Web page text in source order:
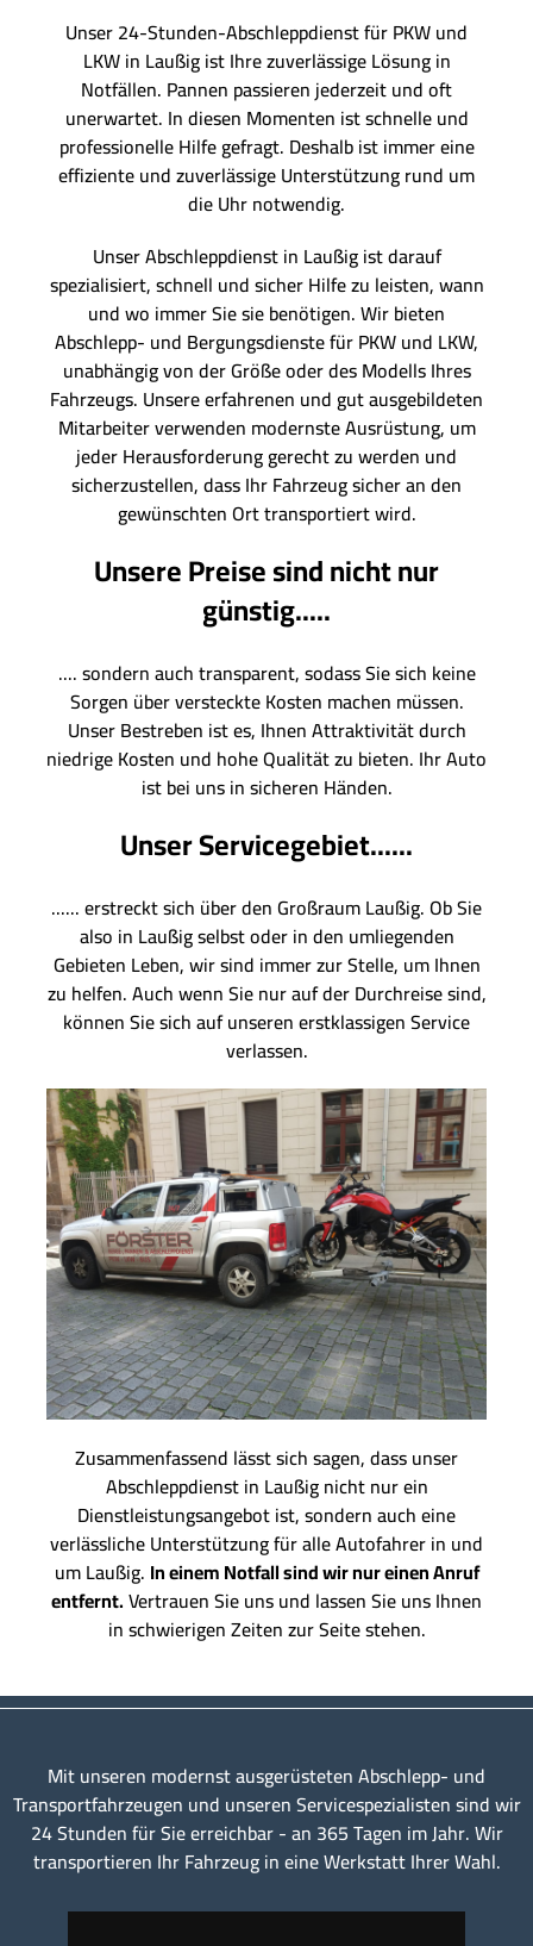
Unser 24-Stunden-Abschleppdienst für PKW und
LKW in Laußig ist Ihre zuverlässige Lösung in
Notfällen. Pannen passieren jederzeit und oft
unerwartet. In diesen Momenten ist schnelle und
professionelle Hilfe gefragt. Deshalb ist immer eine
effiziente und zuverlässige Unterstützung rund um
die Uhr notwendig.
Unser Abschleppdienst in Laußig ist darauf
spezialisiert, schnell und sicher Hilfe zu leisten, wann
und wo immer Sie sie benötigen. Wir bieten
Abschlepp- und Bergungsdienste für PKW und LKW,
unabhängig von der Größe oder des Modells Ihres
Fahrzeugs. Unsere erfahrenen und gut ausgebildeten
Mitarbeiter verwenden modernste Ausrüstung, um
jeder Herausforderung gerecht zu werden und
sicherzustellen, dass Ihr Fahrzeug sicher an den
gewünschten Ort transportiert wird.
Unsere Preise sind nicht nur
günstig.....
.... sondern auch transparent, sodass Sie sich keine
Sorgen über versteckte Kosten machen müssen.
Unser Bestreben ist es, Ihnen Attraktivität durch
niedrige Kosten und hohe Qualität zu bieten. Ihr Auto
ist bei uns in sicheren Händen.
Unser Servicegebiet......
...... erstreckt sich über den Großraum Laußig. Ob Sie
also in Laußig selbst oder in den umliegenden
Gebieten Leben, wir sind immer zur Stelle, um Ihnen
zu helfen. Auch wenn Sie nur auf der Durchreise sind,
können Sie sich auf unseren erstklassigen Service
verlassen.
Zusammenfassend lässt sich sagen, dass unser
Abschleppdienst in Laußig nicht nur ein
Dienstleistungsangebot ist, sondern auch eine
verlässliche Unterstützung für alle Autofahrer in und
um Laußig. In einem Notfall sind wir nur einen Anruf
entfernt.Vertrauen Sie uns und lassen Sie uns Ihnen
in schwierigen Zeiten zur Seite stehen.
Mit unseren modernst ausgerüsteten Abschlepp- und
Transportfahrzeugen und unseren Servicespezialisten sind wir
24 Stunden für Sie erreichbar - an 365 Tagen im Jahr. Wir
transportieren Ihr Fahrzeug in eine Werkstatt Ihrer Wahl.